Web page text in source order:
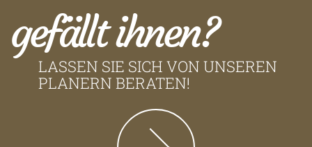
gefällt ihnen?
LASSEN SIE SICH VON UNSEREN
PLANERN BERATEN!